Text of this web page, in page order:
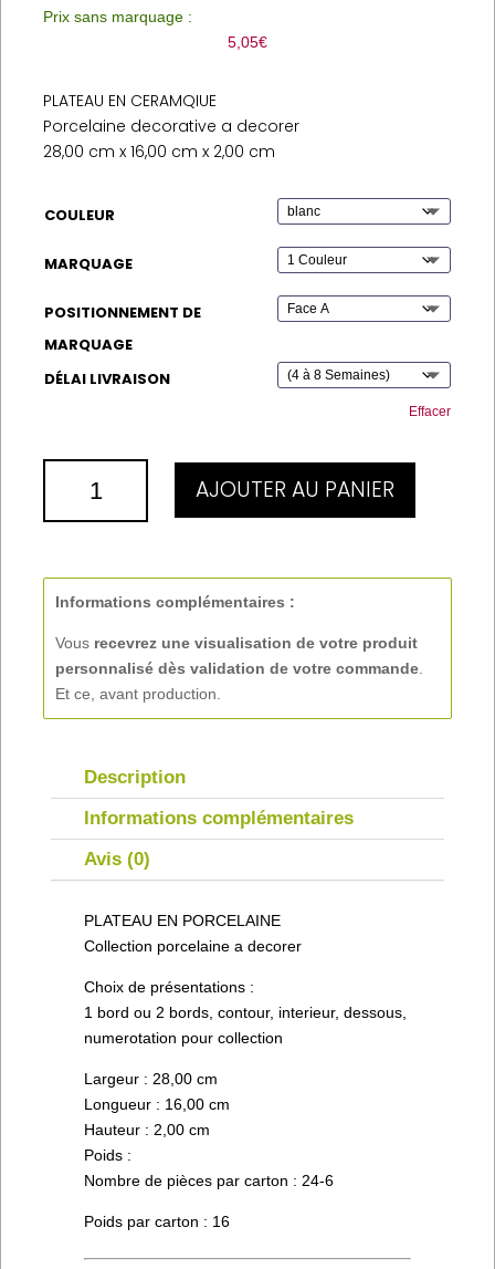
Prix sans marquage :
5,05€
PLATEAU EN CERAMQIUE
Porcelaine decorative a decorer
28,00 cm x 16,00 cm x 2,00 cm
COULEUR
MARQUAGE
POSITIONNEMENT DE
MARQUAGE
DÉLAI LIVRAISON
Effacer
PLATEAU
AJOUTER AU PANIER
Informations complémentaires :
Vous recevrez une visualisation de votre produit
personnalisé dès validation de votre commande
Et ce, avant production.
Description
Informations complémentaires
Avis (0)
PLATEAU EN PORCELAINE
Collection porcelaine a decorer
Choix de présentations :
1 bord ou 2 bords, contour, interieur, dessous,
numerotation pour collection
Largeur : 28,00 cm
Longueur : 16,00 cm
Hauteur : 2,00 cm
Poids :
Nombre de pièces par carton : 24-6
Poids par carton : 16